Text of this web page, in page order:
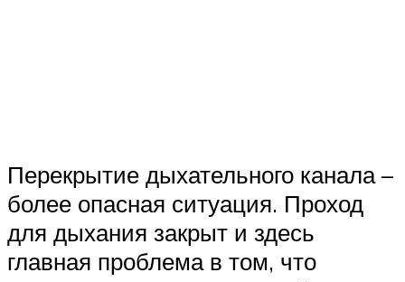
Перекрытие дыхательного канала –
более опасная ситуация. Проход
для дыхания закрыт и здесь
главная проблема в том, что